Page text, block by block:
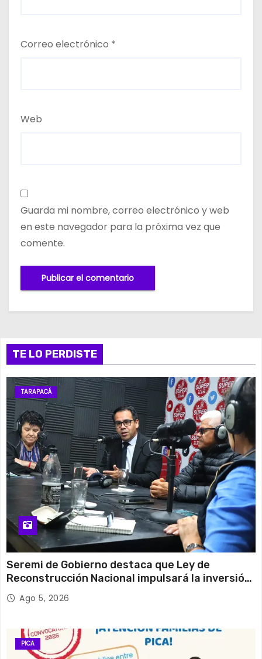
Correo electrónico *
Web
Guarda mi nombre, correo electrónico y web
en este navegador para la próxima vez que
comente.
TE LO PERDISTE
TARAPACÁ
Seremi de Gobierno destaca que Ley de
Reconstrucción Nacional impulsará la inversión
y el empleo en Tarapacá
Ago 5, 2026
PICA